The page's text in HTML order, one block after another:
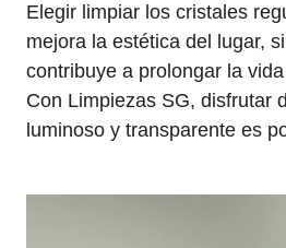
Elegir limpiar los cristales
mejora la estética del lugar,
contribuye a prolongar la
Con Limpiezas SG, disfrutar
luminoso y transparente es